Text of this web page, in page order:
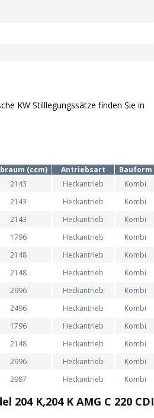
KW Stilllegungssätze finden Sie in
(ccm) Antriebsart
Bauform
2143 Heckantrieb
Kombi
2143 Heckantrieb
Kombi
2143 Heckantrieb
Kombi
1796 Heckantrieb
Kombi
2148 Heckantrieb
Kombi
2148 Heckantrieb
Kombi
2996 Heckantrieb
Kombi
2496 Heckantrieb
Kombi
1796 Heckantrieb
Kombi
2148 Heckantrieb
Kombi
2996 Heckantrieb
Kombi
2987 Heckantrieb Kombi
204 K,204 K AMG C 220 CDI